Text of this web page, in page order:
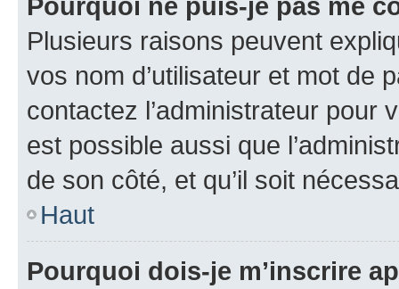
Plusieurs raisons peuvent
vos nom d’utilisateur et mot de
contactez l’administrateur pour
est possible aussi que
de son côté, et qu’il soit
Haut
Pourquoi dois-je m’inscrire